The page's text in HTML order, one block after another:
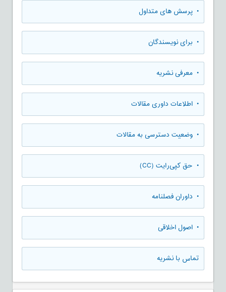
• پرسش های متداول
• برای نویسندگان
• معرفی نشریه
• اطلاعات داوری مقالات
• وضعیت دسترسی به مقالات
• حق کپی‌رایت (CC)
• داوران فصلنامه
• اصول اخلاقی
تماس با نشریه